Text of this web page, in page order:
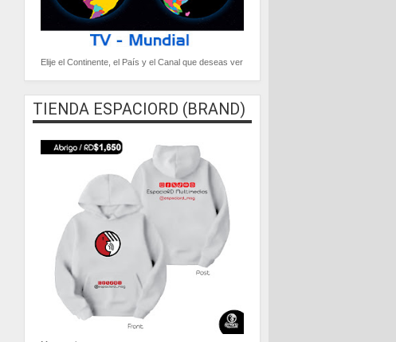
Elije el Continente, el País y el Canal que deseas ver
TIENDA ESPACIORD (BRAND)